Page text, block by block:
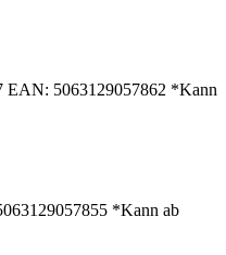
EAN: 5063129057862 *Kann
*Kann ab